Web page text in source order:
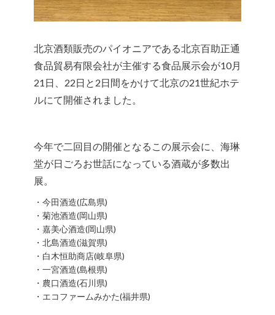
北京酒類販売のパイオニアである北京百助正通
食品貿易有限会社が主催する食品展示会が10月
21日、22日と2日間をかけて北京の21世紀ホテ
ルにて開催されました。
今年で二回目の開催となるこの展示会に、海琳
堂が日ごろお世話になっている酒蔵が多数出
展。
・今田酒造(広島県)
・菊池酒造(岡山県)
・嘉美心酒造(岡山県)
・北島酒造(滋賀県)
・白木恒助商店(岐阜県)
・一宮酒造(島根県)
・農口酒造(石川県)
・エコファームみかた(福井県)